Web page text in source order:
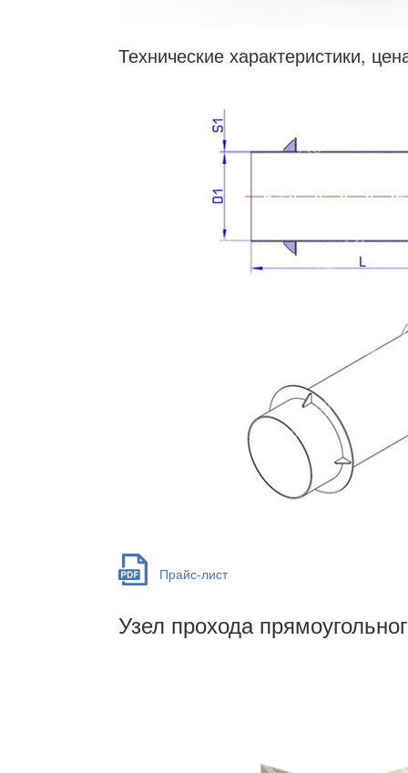
Технические характеристики,
Прайс-лист
Узел прохода